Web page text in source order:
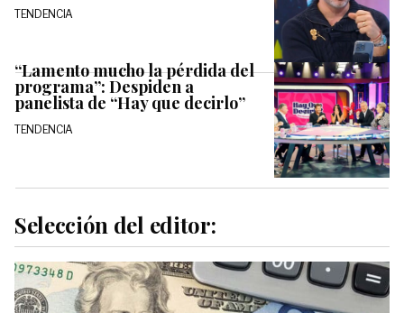
TENDENCIA
“Lamento mucho la pérdida del
programa”: Despiden a
panelista de “Hay que decirlo”
TENDENCIA
Selección del editor: